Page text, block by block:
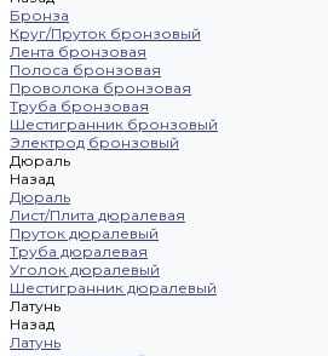
Бронза
Круг/Пруток бронзовый
Лента бронзовая
Полоса бронзовая
Проволока бронзовая
Труба бронзовая
Шестигранник бронзовый
Электрод бронзовый
Дюраль
Назад
Дюраль
Лист/Плита дюралевая
Пруток дюралевый
Труба дюралевая
Уголок дюралевый
Шестигранник дюралевый
Латунь
Назад
Латунь